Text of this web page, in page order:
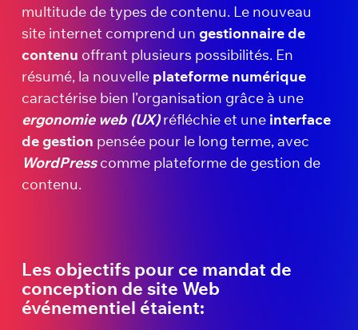
multitude de types de contenu. Le nouveau
site internet comprend un gestionnaire de
contenu offrant plusieurs possibilités. En
résumé, la nouvelle plateforme numérique
caractérise bien l’organisation grâce à une
ergonomie web (UX) réfléchie et une interface
de gestion pensée pour le long terme, avec
WordPresscomme plateforme de gestion de
contenu.
Les objectifs pour ce mandat de
conception de site Web
événementiel étaient: